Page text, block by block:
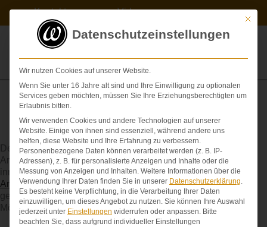
springen
Kontakt Videos
Arterienverschluss (akuter)
Der komplette Verschluss ist ein Notfall. Wird bei einem
Arterienverschluss in einer Extremität die Durchblutung nicht
innerhalb von sechs Stunden wieder hergestellt, droht die
Amputation. Es ist ein schnellstmöglicher Transport in ein
geeignetes Krankenhaus notwendig, auch zur Abklärung der
Möglichkeit einerLyse.
Mit
Datenschutzeinstellungen
Wir nutzen Cookies auf unserer Website.
Wenn Sie unter 16 Jahre alt sind und Ihre Einwilligung zu optionalen
Services geben möchten, müssen Sie Ihre Erziehungsberechtigten um
Erlaubnis bitten.
Wir verwenden Cookies und andere Technologien auf unserer
Website. Einige von ihnen sind essenziell, während andere uns
helfen, diese Website und Ihre Erfahrung zu verbessern.
Personenbezogene Daten können verarbeitet werden (z. B. IP-
Adressen), z. B. für personalisierte Anzeigen und Inhalte oder die
Messung von Anzeigen und Inhalten. Weitere Informationen über die
Verwendung Ihrer Daten finden Sie in unserer Datenschutzerklärung.
Es besteht keine Verpflichtung, in die Verarbeitung Ihrer Daten
einzuwilligen, um dieses Angebot zu nutzen. Sie können Ihre Auswahl
jederzeit unter Einstellungen widerrufen oder anpassen. Bitte
beachten Sie, dass aufgrund individueller Einstellungen